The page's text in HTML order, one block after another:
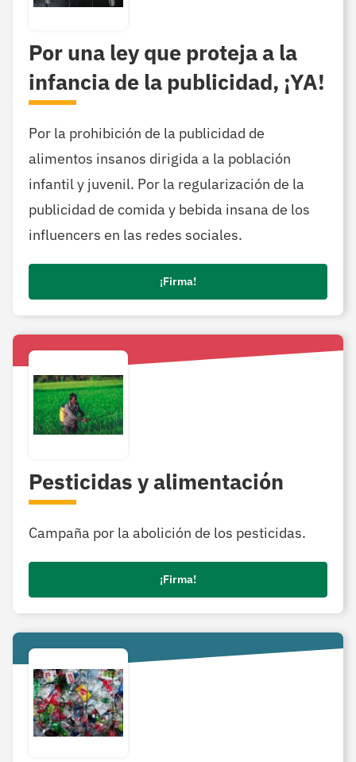
Por una ley que proteja a la
infancia de la publicidad, ¡YA!
Por la prohibición de la publicidad de
alimentos insanos dirigida a la población
infantil y juvenil. Por la regularización de la
publicidad de comida y bebida insana de los
influencers en las redes sociales.
¡Firma!
Pesticidas y alimentación
Campaña por la abolición de los pesticidas.
¡Firma!